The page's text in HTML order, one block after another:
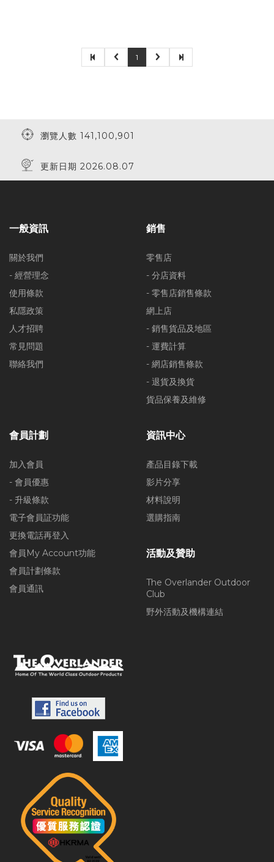
1
瀏覽人數 141,100,901
更新日期 2026.08.07
一般資訊
關於我們
- 經營理念
使用條款
私隱政策
人才招聘
常見問題
聯絡我們
銷售
零售店
- 分店資料
- 零售店銷售條款
網上店
- 銷售貨品及地區
- 運費計算
- 網店銷售條款
- 退貨及換貨
貨品保養及維修
會員計劃
加入會員
- 會員優惠
- 升級條款
電子會員証功能
更換電話再登入
會員My Account功能
會員計劃條款
會員通訊
資訊中心
產品目錄下載
影片分享
材料說明
選購指南
活動及贊助
The Overlander Outdoor
Club
野外活動及機構連結